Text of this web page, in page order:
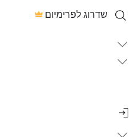
שדרוג לפרימיום